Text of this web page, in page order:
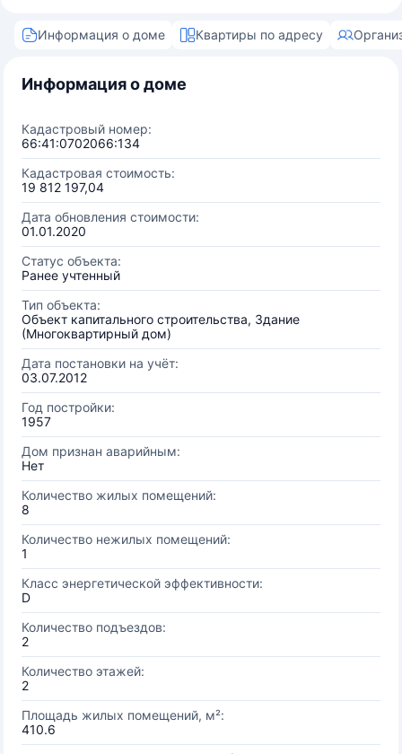
Информация о доме Квартиры по адресу
Информация о доме
Кадастровый номер:
66:41:0702066:134
Кадастровая стоимость:
19 812 197,04
Дата обновления стоимости:
01.01.2020
Статус объекта:
Ранее учтенный
Тип объекта:
Объект капитального строительства, Здание
(Многоквартирный дом)
Дата постановки на учёт:
03.07.2012
Год постройки:
1957
Дом признан аварийным:
Нет
Количество жилых помещений:
8
Количество нежилых помещений:
1
Класс энергетической эффективности:
D
Количество подъездов:
2
Количество этажей:
2
Площадь жилых помещений, м²:
410.6